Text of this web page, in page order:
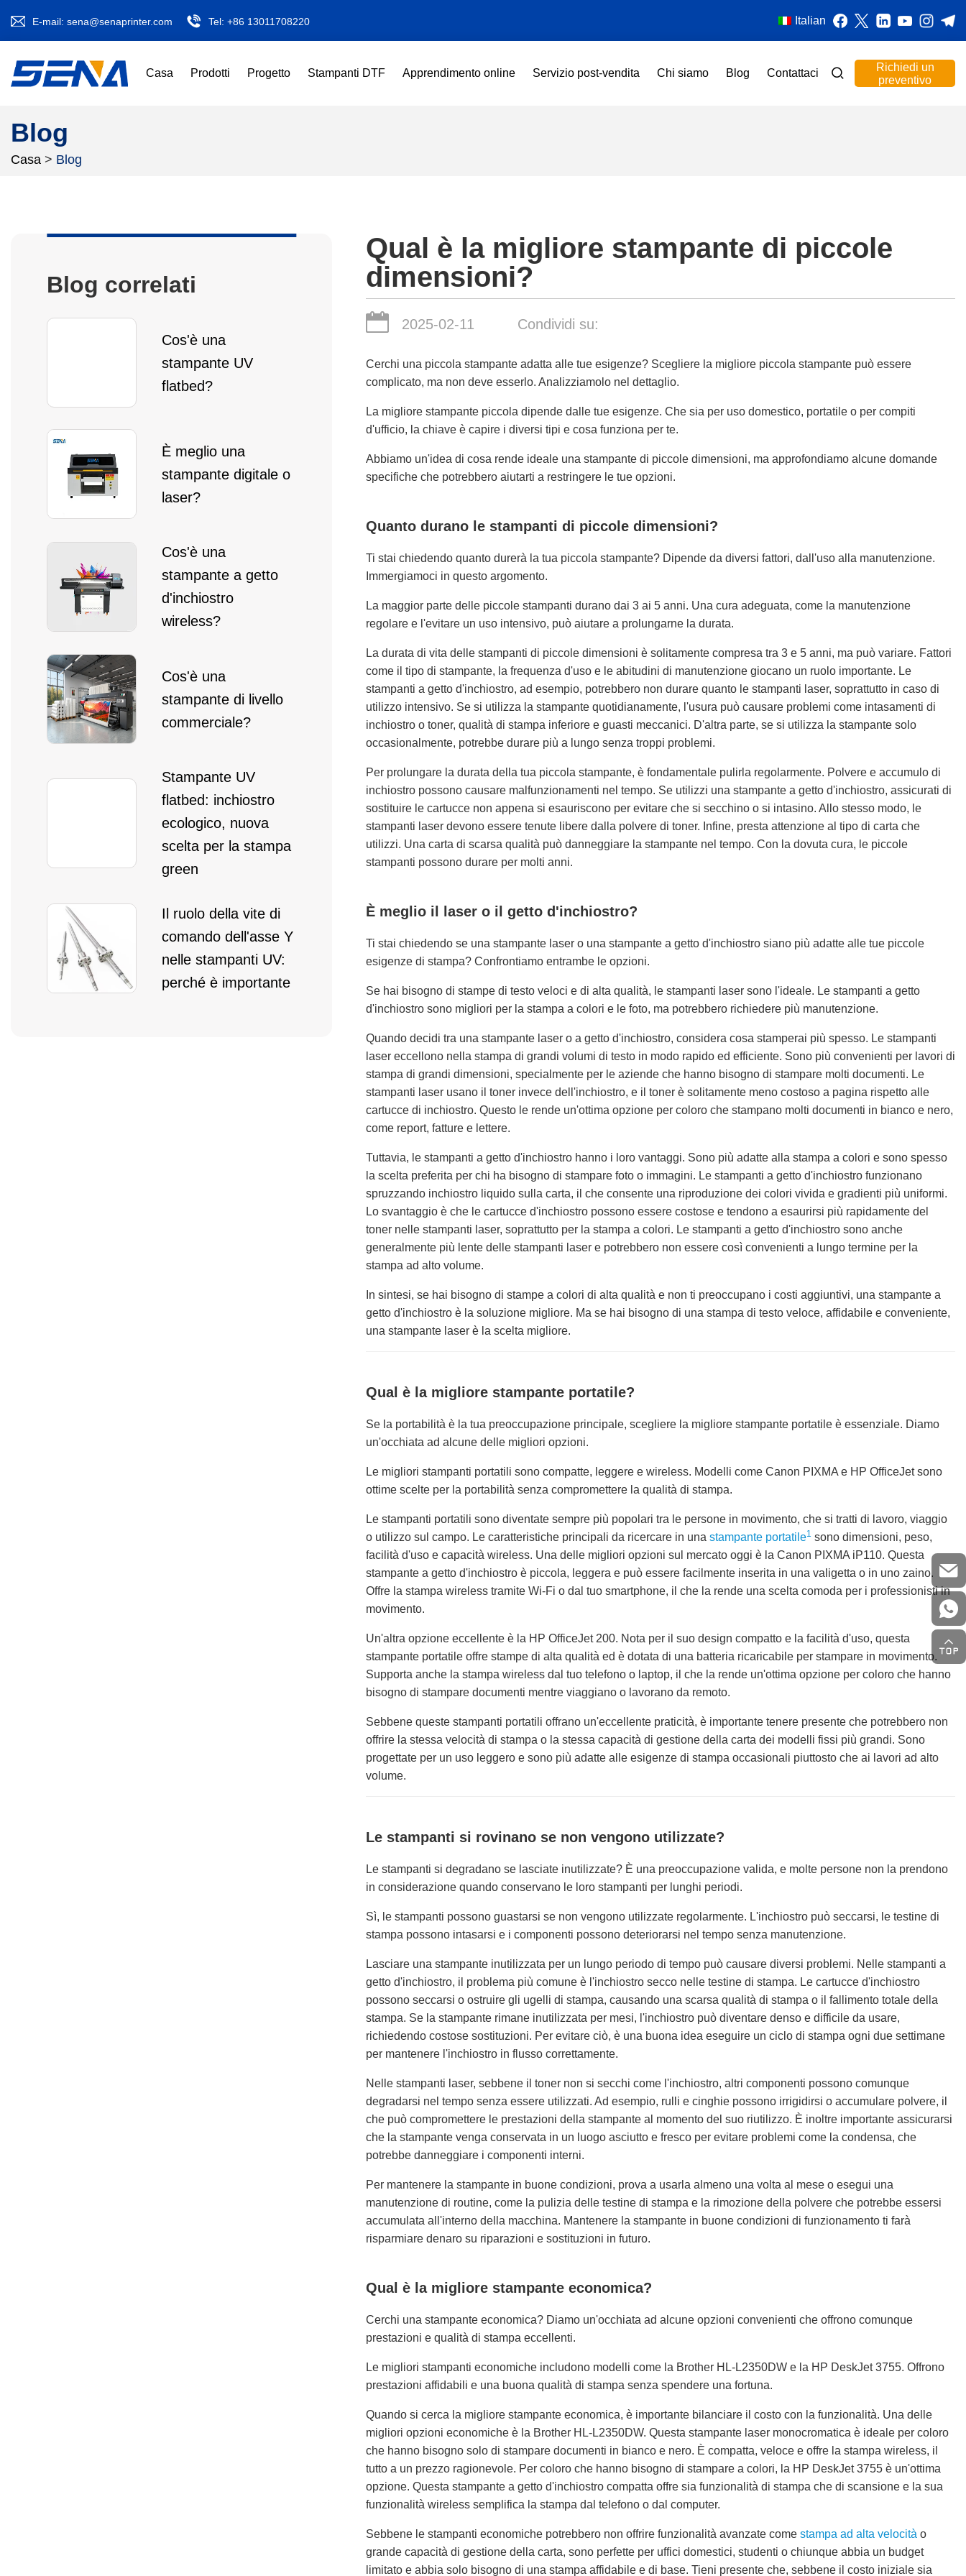
E-mail: sena@senaprinter.com Tel: +86 13011708220 Italian
Casa Prodotti Progetto Stampanti DTF Apprendimento online Servizio post-vendita Chi siamo Blog Contattaci
Richiedi un
preventivo
Blog
Casa > Blog
Blog correlati
Cos'è una
stampante UV
flatbed?
È meglio una
stampante digitale o
laser?
Cos'è una
stampante a getto
d'inchiostro
wireless?
Cos'è una
stampante di livello
commerciale?
Stampante UV
flatbed: inchiostro
ecologico, nuova
scelta per la stampa
green
Il ruolo della vite di
comando dell'asse Y
nelle stampanti UV:
perché è importante
Qual è la migliore stampante di piccole
dimensioni?
2025-02-11 Condividi su:
Cerchi una piccola stampante adatta alle tue esigenze? Scegliere la migliore piccola stampante può essere
complicato, ma non deve esserlo. Analizziamolo nel dettaglio.
La migliore stampante piccola dipende dalle tue esigenze. Che sia per uso domestico, portatile o per compiti
d'ufficio, la chiave è capire i diversi tipi e cosa funziona per te.
Abbiamo un'idea di cosa rende ideale una stampante di piccole dimensioni, ma approfondiamo alcune domande
specifiche che potrebbero aiutarti a restringere le tue opzioni.
Quanto durano le stampanti di piccole dimensioni?
Ti stai chiedendo quanto durerà la tua piccola stampante? Dipende da diversi fattori, dall'uso alla manutenzione.
Immergiamoci in questo argomento.
La maggior parte delle piccole stampanti durano dai 3 ai 5 anni. Una cura adeguata, come la manutenzione
regolare e l'evitare un uso intensivo, può aiutare a prolungarne la durata.
La durata di vita delle stampanti di piccole dimensioni è solitamente compresa tra 3 e 5 anni, ma può variare. Fattori
come il tipo di stampante, la frequenza d'uso e le abitudini di manutenzione giocano un ruolo importante. Le
stampanti a getto d'inchiostro, ad esempio, potrebbero non durare quanto le stampanti laser, soprattutto in caso di
utilizzo intensivo. Se si utilizza la stampante quotidianamente, l'usura può causare problemi come intasamenti di
inchiostro o toner, qualità di stampa inferiore e guasti meccanici. D'altra parte, se si utilizza la stampante solo
occasionalmente, potrebbe durare più a lungo senza troppi problemi.
Per prolungare la durata della tua piccola stampante, è fondamentale pulirla regolarmente. Polvere e accumulo di
inchiostro possono causare malfunzionamenti nel tempo. Se utilizzi una stampante a getto d'inchiostro, assicurati di
sostituire le cartucce non appena si esauriscono per evitare che si secchino o si intasino. Allo stesso modo, le
stampanti laser devono essere tenute libere dalla polvere di toner. Infine, presta attenzione al tipo di carta che
utilizzi. Una carta di scarsa qualità può danneggiare la stampante nel tempo. Con la dovuta cura, le piccole
stampanti possono durare per molti anni.
È meglio il laser o il getto d'inchiostro?
Ti stai chiedendo se una stampante laser o una stampante a getto d'inchiostro siano più adatte alle tue piccole
esigenze di stampa? Confrontiamo entrambe le opzioni.
Se hai bisogno di stampe di testo veloci e di alta qualità, le stampanti laser sono l'ideale. Le stampanti a getto
d'inchiostro sono migliori per la stampa a colori e le foto, ma potrebbero richiedere più manutenzione.
Quando decidi tra una stampante laser o a getto d'inchiostro, considera cosa stamperai più spesso. Le stampanti
laser eccellono nella stampa di grandi volumi di testo in modo rapido ed efficiente. Sono più convenienti per lavori di
stampa di grandi dimensioni, specialmente per le aziende che hanno bisogno di stampare molti documenti. Le
stampanti laser usano il toner invece dell'inchiostro, e il toner è solitamente meno costoso a pagina rispetto alle
cartucce di inchiostro. Questo le rende un'ottima opzione per coloro che stampano molti documenti in bianco e nero,
come report, fatture e lettere.
Tuttavia, le stampanti a getto d'inchiostro hanno i loro vantaggi. Sono più adatte alla stampa a colori e sono spesso
la scelta preferita per chi ha bisogno di stampare foto o immagini. Le stampanti a getto d'inchiostro funzionano
spruzzando inchiostro liquido sulla carta, il che consente una riproduzione dei colori vivida e gradienti più uniformi.
Lo svantaggio è che le cartucce d'inchiostro possono essere costose e tendono a esaurirsi più rapidamente del
toner nelle stampanti laser, soprattutto per la stampa a colori. Le stampanti a getto d'inchiostro sono anche
generalmente più lente delle stampanti laser e potrebbero non essere così convenienti a lungo termine per la
stampa ad alto volume.
In sintesi, se hai bisogno di stampe a colori di alta qualità e non ti preoccupano i costi aggiuntivi, una stampante a
getto d'inchiostro è la soluzione migliore. Ma se hai bisogno di una stampa di testo veloce, affidabile e conveniente,
una stampante laser è la scelta migliore.
Qual è la migliore stampante portatile?
Se la portabilità è la tua preoccupazione principale, scegliere la migliore stampante portatile è essenziale. Diamo
un'occhiata ad alcune delle migliori opzioni.
Le migliori stampanti portatili sono compatte, leggere e wireless. Modelli come Canon PIXMA e HP OfficeJet sono
ottime scelte per la portabilità senza compromettere la qualità di stampa.
Le stampanti portatili sono diventate sempre più popolari tra le persone in movimento, che si tratti di lavoro, viaggio
o utilizzo sul campo. Le caratteristiche principali da ricercare in una stampante portatile1 sono dimensioni, peso,
facilità d'uso e capacità wireless. Una delle migliori opzioni sul mercato oggi è la Canon PIXMA iP110. Questa
stampante a getto d'inchiostro è piccola, leggera e può essere facilmente inserita in una valigetta o in uno zaino.
Offre la stampa wireless tramite Wi-Fi o dal tuo smartphone, il che la rende una scelta comoda per i professionisti in
movimento.
Un'altra opzione eccellente è la HP OfficeJet 200. Nota per il suo design compatto e la facilità d'uso, questa
stampante portatile offre stampe di alta qualità ed è dotata di una batteria ricaricabile per stampare in movimento.
Supporta anche la stampa wireless dal tuo telefono o laptop, il che la rende un'ottima opzione per coloro che hanno
bisogno di stampare documenti mentre viaggiano o lavorano da remoto.
Sebbene queste stampanti portatili offrano un'eccellente praticità, è importante tenere presente che potrebbero non
offrire la stessa velocità di stampa o la stessa capacità di gestione della carta dei modelli fissi più grandi. Sono
progettate per un uso leggero e sono più adatte alle esigenze di stampa occasionali piuttosto che ai lavori ad alto
volume.
Le stampanti si rovinano se non vengono utilizzate?
Le stampanti si degradano se lasciate inutilizzate? È una preoccupazione valida, e molte persone non la prendono
in considerazione quando conservano le loro stampanti per lunghi periodi.
Sì, le stampanti possono guastarsi se non vengono utilizzate regolarmente. L'inchiostro può seccarsi, le testine di
stampa possono intasarsi e i componenti possono deteriorarsi nel tempo senza manutenzione.
Lasciare una stampante inutilizzata per un lungo periodo di tempo può causare diversi problemi. Nelle stampanti a
getto d'inchiostro, il problema più comune è l'inchiostro secco nelle testine di stampa. Le cartucce d'inchiostro
possono seccarsi o ostruire gli ugelli di stampa, causando una scarsa qualità di stampa o il fallimento totale della
stampa. Se la stampante rimane inutilizzata per mesi, l'inchiostro può diventare denso e difficile da usare,
richiedendo costose sostituzioni. Per evitare ciò, è una buona idea eseguire un ciclo di stampa ogni due settimane
per mantenere l'inchiostro in flusso correttamente.
Nelle stampanti laser, sebbene il toner non si secchi come l'inchiostro, altri componenti possono comunque
degradarsi nel tempo senza essere utilizzati. Ad esempio, rulli e cinghie possono irrigidirsi o accumulare polvere, il
che può compromettere le prestazioni della stampante al momento del suo riutilizzo. È inoltre importante assicurarsi
che la stampante venga conservata in un luogo asciutto e fresco per evitare problemi come la condensa, che
potrebbe danneggiare i componenti interni.
Per mantenere la stampante in buone condizioni, prova a usarla almeno una volta al mese o esegui una
manutenzione di routine, come la pulizia delle testine di stampa e la rimozione della polvere che potrebbe essersi
accumulata all'interno della macchina. Mantenere la stampante in buone condizioni di funzionamento ti farà
risparmiare denaro su riparazioni e sostituzioni in futuro.
Qual è la migliore stampante economica?
Cerchi una stampante economica? Diamo un'occhiata ad alcune opzioni convenienti che offrono comunque
prestazioni e qualità di stampa eccellenti.
Le migliori stampanti economiche includono modelli come la Brother HL-L2350DW e la HP DeskJet 3755. Offrono
prestazioni affidabili e una buona qualità di stampa senza spendere una fortuna.
Quando si cerca la migliore stampante economica, è importante bilanciare il costo con la funzionalità. Una delle
migliori opzioni economiche è la Brother HL-L2350DW. Questa stampante laser monocromatica è ideale per coloro
che hanno bisogno solo di stampare documenti in bianco e nero. È compatta, veloce e offre la stampa wireless, il
tutto a un prezzo ragionevole. Per coloro che hanno bisogno di stampare a colori, la HP DeskJet 3755 è un'ottima
opzione. Questa stampante a getto d'inchiostro compatta offre sia funzionalità di stampa che di scansione e la sua
funzionalità wireless semplifica la stampa dal telefono o dal computer.
Sebbene le stampanti economiche potrebbero non offrire funzionalità avanzate come stampa ad alta velocità o
grande capacità di gestione della carta, sono perfette per uffici domestici, studenti o chiunque abbia un budget
limitato e abbia solo bisogno di una stampa affidabile e di base. Tieni presente che, sebbene il costo iniziale sia